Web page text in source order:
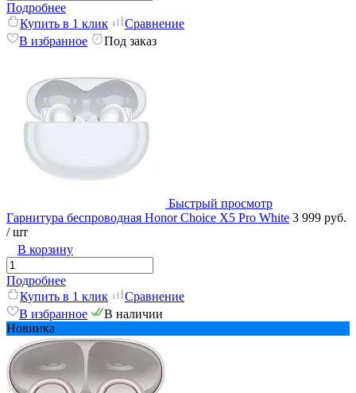
Подробнее
Купить в 1 клик
Сравнение
В избранное
Под заказ
Быстрый просмотр
Гарнитура беспроводная Honor Choice Х5 Pro White 3 999 руб.
/ шт
В корзину
Подробнее
Купить в 1 клик
Сравнение
В избранное
В наличии
Новинка